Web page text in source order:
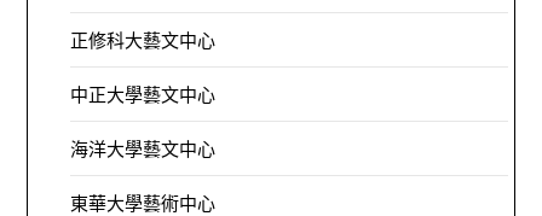
正修科大藝文中心
中正大學藝文中心
海洋大學藝文中心
東華大學藝術中心